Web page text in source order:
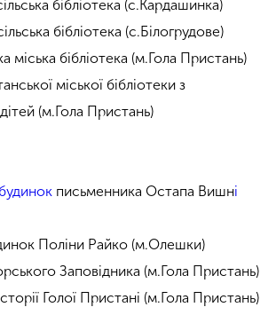
бібліотека (с.Кардашинка)
бібліотека (с.Білогрудове)
міська бібліотека (м.Гола Пристань)
міської бібліотеки з
(м.Гола Пристань)
письменника Остапа Вишні
Поліни Райко (м.Олешки)
Заповідника (м.Гола Пристань)
Голої Пристані (м.Гола Пристань)